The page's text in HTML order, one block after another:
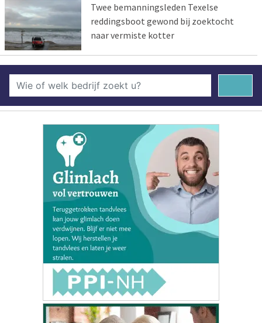
Twee bemanningsleden Texelse
reddingsboot gewond bij zoektocht
naar vermiste kotter